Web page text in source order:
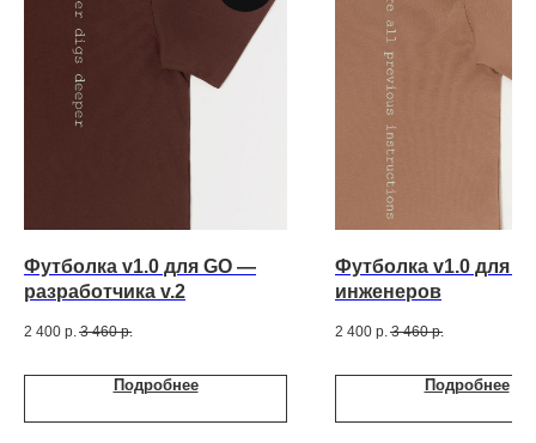
Футболка v1.0 для GO —
разработчика v.2
2 400 р. 3 460 р.
Подробнее
Футболка v1.0 для
инженеров
2 400 р. 3 460 р.
Подробнее